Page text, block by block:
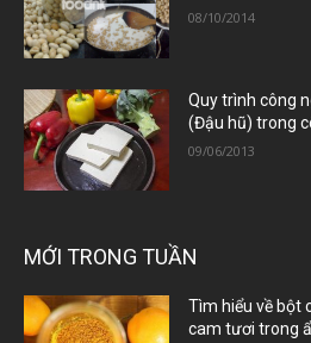
08/10/2014
Quy trình công
(Đậu hũ) trong
09/06/2013
MỚI TRONG TUẦN
Tìm hiểu về bột
cam tươi trong